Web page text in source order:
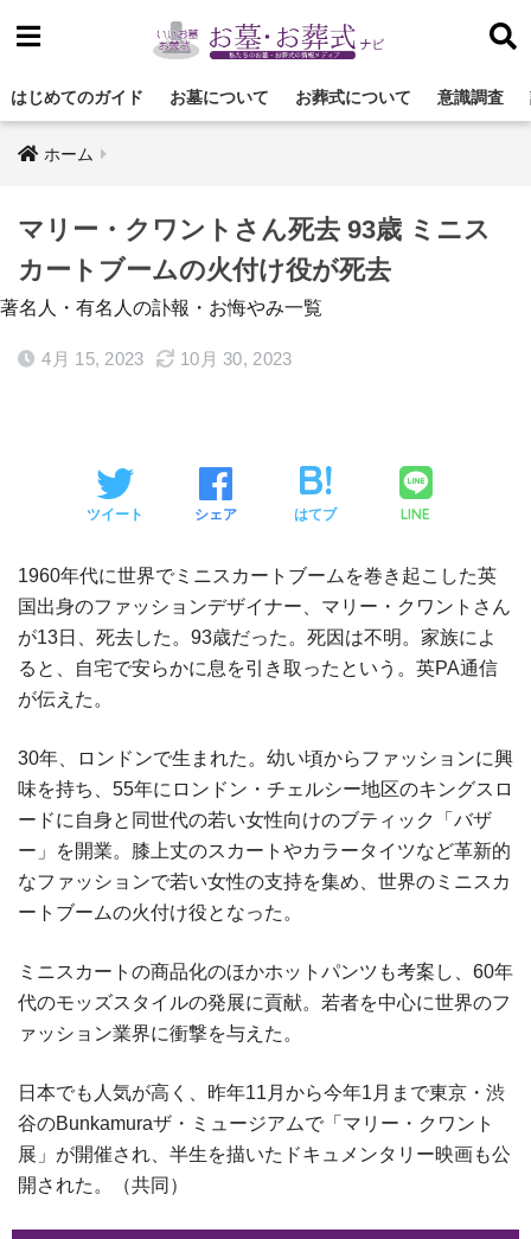
はじめてのガイド お墓について お葬式について 意識調査
ホーム
マリー・クワントさん死去 93歳 ミニス
カートブームの火付け役が死去
著名人・有名人の訃報・お悔やみ一覧
4月 15, 2023 10月 30, 2023
ツイート シェア はてブ LINE
1960年代に世界でミニスカートブームを巻き起こした英
国出身のファッションデザイナー、マリー・クワントさん
が13日、死去した。93歳だった。死因は不明。家族によ
ると、自宅で安らかに息を引き取ったという。英PA通信
が伝えた。
30年、ロンドンで生まれた。幼い頃からファッションに興
味を持ち、55年にロンドン・チェルシー地区のキングスロ
ードに自身と同世代の若い女性向けのブティック「バザ
ー」を開業。膝上丈のスカートやカラータイツなど革新的
なファッションで若い女性の支持を集め、世界のミニスカ
ートブームの火付け役となった。
ミニスカートの商品化のほかホットパンツも考案し、60年
代のモッズスタイルの発展に貢献。若者を中心に世界のフ
ァッション業界に衝撃を与えた。
日本でも人気が高く、昨年11月から今年1月まで東京・渋
谷のBunkamuraザ・ミュージアムで「マリー・クワント
展」が開催され、半生を描いたドキュメンタリー映画も公
開された。（共同）